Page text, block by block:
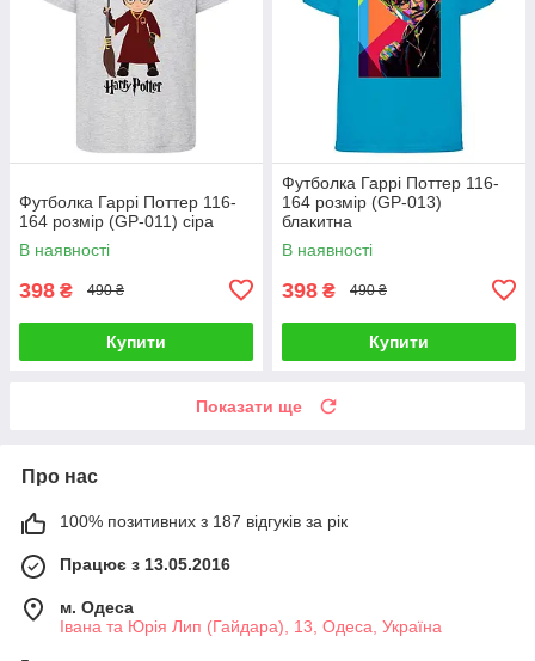
Футболка Гаррі Поттер 116-
164 розмір (GP-011) сіра
В наявності
398 ₴ 490 ₴
Купити
Футболка Гаррі Поттер 116-
164 розмір (GP-013)
блакитна
В наявності
398 ₴ 490 ₴
Купити
Показати ще
Про нас
100% позитивних з 187 відгуків за рік
Працює з 13.05.2016
м. Одеса
Івана та Юрія Лип (Гайдара), 13, Одеса, Україна